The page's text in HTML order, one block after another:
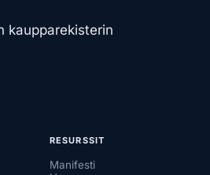
kaupparekisterin
RESURSSIT
Manifesti